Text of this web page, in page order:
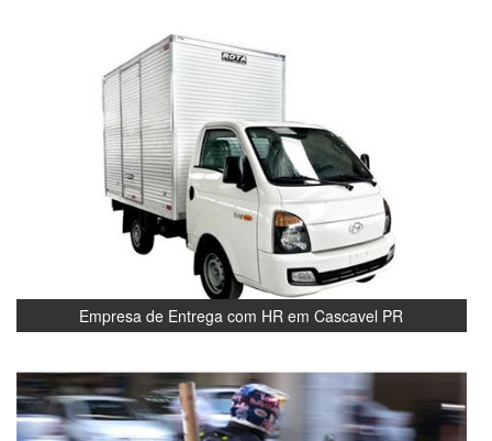
Empresa de Entrega com HR em Cascavel PR